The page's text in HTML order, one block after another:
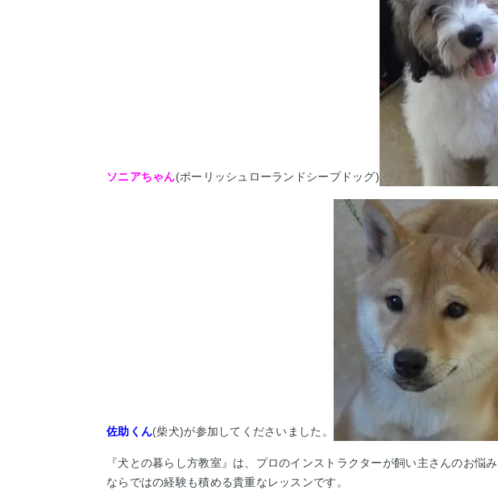
ソニアちゃん(ポーリッシュローランドシープドッグ)
佐助くん(柴犬)が参加してくださいました。
『犬との暮らし方教室』は、プロのインストラクターが飼い主さんのお悩
ならではの経験も積める貴重なレッスンです。